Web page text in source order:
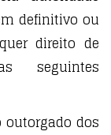
definitivo ou
direito de
seguintes
dos